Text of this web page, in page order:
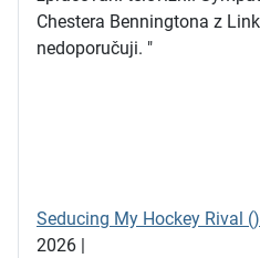
Chestera Benningtona z
nedoporučuji. "
Seducing My Hockey Rival ()
2026 |